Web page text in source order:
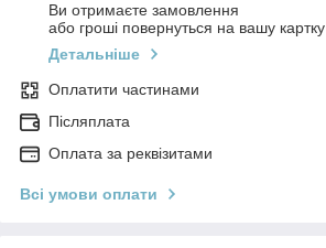
Ви отримаєте замовлення
або гроші повернуться на вашу картку
Детальніше
Оплатити частинами
Післяплата
Оплата за реквізитами
Всі умови оплати